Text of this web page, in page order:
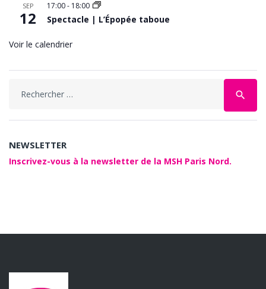
SEP
12
17:00- 18:00
Spectacle | L’Épopée taboue
Voir le calendrier
search
NEWSLETTER
Inscrivez-vous à la newsletter de la MSH Paris Nord.